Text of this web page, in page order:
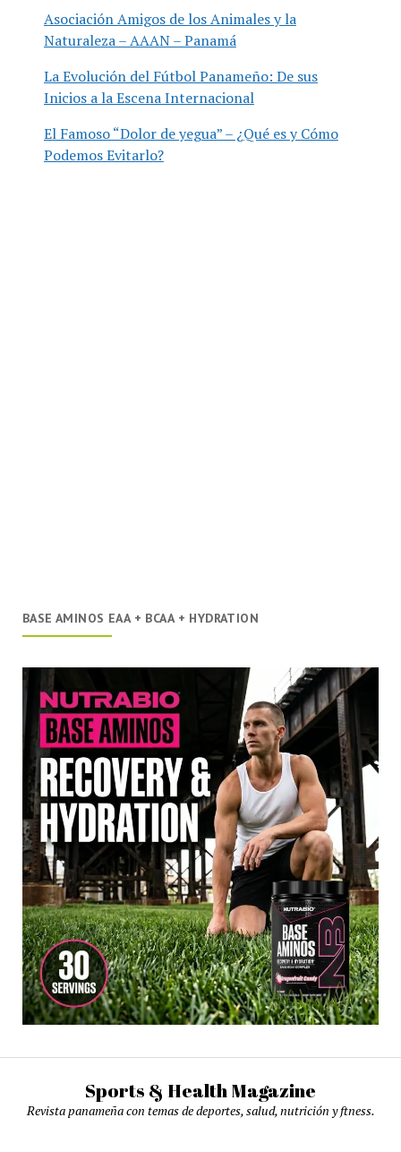
Asociación Amigos de los Animales y la
Naturaleza – AAAN – Panamá
La Evolución del Fútbol Panameño: De sus
Inicios a la Escena Internacional
El Famoso “Dolor de yegua” – ¿Qué es y Cómo
Podemos Evitarlo?
BASE AMINOS EAA + BCAA + HYDRATION
Sports & Health Magazine
Revista panameña con temas de deportes, salud, nutrición y ftness.